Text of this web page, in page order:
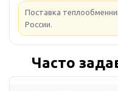
Поставка
России.
Часто